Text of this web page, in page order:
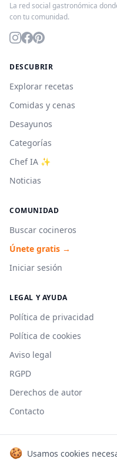
La red social gastronómica
con tu comunidad.
DESCUBRIR
Explorar recetas
Comidas y cenas
Desayunos
Categorías
Chef IA ✨
Noticias
COMUNIDAD
Buscar cocineros
Únete gratis →
Iniciar sesión
LEGAL Y AYUDA
Política de privacidad
Política de cookies
Aviso legal
RGPD
Derechos de autor
Contacto
🍪 Usamos cookies